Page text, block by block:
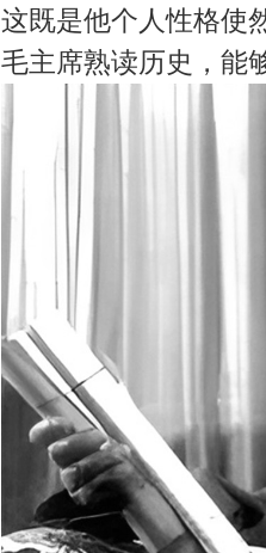
这既是他个人性格使
毛主席熟读历史，能